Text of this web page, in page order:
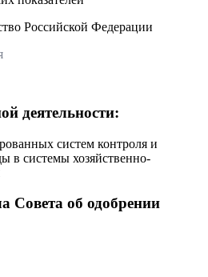
Российской Федерации
деятельности:
систем контроля и
в системы хозяйственно-
Совета об одобрении